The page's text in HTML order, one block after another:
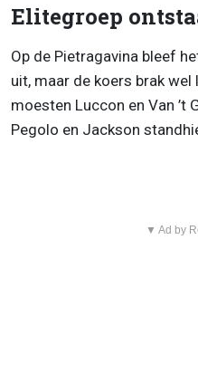
Elitegroep
Op de Pietragavina bleef
uit, maar de koers brak
moesten Luccon en Van ’t
Pegolo en Jackson
▼ Ad by